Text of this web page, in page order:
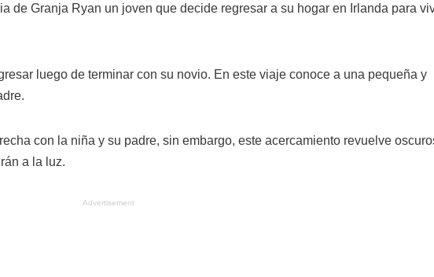
de Granja Ryan un joven que decide regresar a su hogar en Irlanda para
luego de terminar con su novio. En este viaje conoce a una pequeña y
con la niña y su padre, sin embargo, este acercamiento revuelve
a la luz.
Advertisement